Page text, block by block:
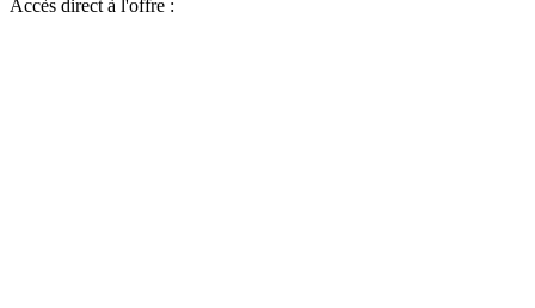
Accès direct à l'offre :